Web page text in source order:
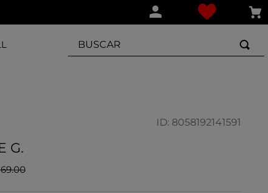
BUSCAR
ID: 8058192141591
G.
69.00